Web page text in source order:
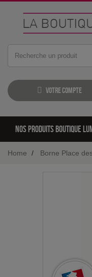
Votre compte
Nos produits boutique
Home Borne Place